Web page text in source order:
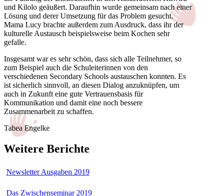
und Kilolo geäußert. Daraufhin wurde gemeinsam nach einer
Lösung und derer Umsetzung für das Problem gesucht.
Mama Lucy brachte außerdem zum Ausdruck, dass ihr der
kulturelle Austausch beispielsweise beim Kochen sehr
gefalle.
Insgesamt war es sehr schön, dass sich alle Teilnehmer, so
zum Beispiel auch die Schuleiterinnen von den
verschiedenen Secondary Schools austauschen konnten. Es
ist sicherlich sinnvoll, an diesen Dialog anzuknüpfen, um
auch in Zukunft eine gute Vertrauensbasis für
Kommunikation und damit eine noch bessere
Zusammenarbeit zu schaffen.
Tabea Engelke
Weitere Berichte
Newsletter Ausgaben 2019
Das Zwischenseminar 2019